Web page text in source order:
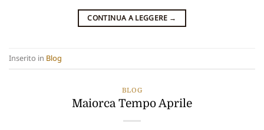
CONTINUA A LEGGERE →
Inserito in Blog
BLOG
Maiorca Tempo Aprile